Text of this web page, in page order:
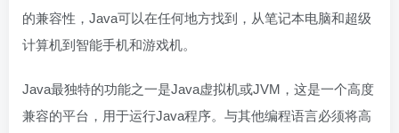
的兼容性，Java可以在任何地方找到，从笔记本电脑和超级
计算机到智能手机和游戏机。
Java最独特的功能之一是Java虚拟机或JVM，这是一个高度
兼容的平台，用于运行Java程序。与其他编程语言必须将高